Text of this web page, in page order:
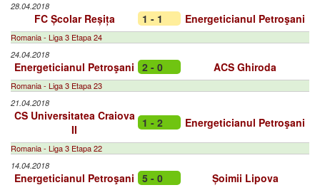
28.04.2018
FC Școlar Reșița 1 - 1 Energeticianul Petroşani
Romania - Liga 3 Etapa 24
24.04.2018
Energeticianul Petroşani 2 - 0 ACS Ghiroda
Romania - Liga 3 Etapa 23
21.04.2018
CS Universitatea Craiova
II
1 - 2 Energeticianul Petroşani
Romania - Liga 3 Etapa 22
14.04.2018
Energeticianul Petroşani 5 - 0 Șoimii Lipova